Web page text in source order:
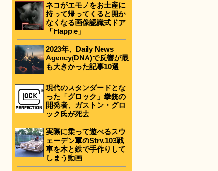
ネコがエモノをお土産に
持って帰ってくると開か
なくなる画像認識式ドア
「Flappie」
2023年、Daily News
Agency(DNA)で反響が最
も大きかった記事10選
現代のスタンダードとな
った「グロック」拳銃の
開発者、ガストン・グロ
ック氏が死去
実際に乗って遊べるスウ
ェーデン軍のStrv.103戦
車を木と鉄で手作りして
しまう動画